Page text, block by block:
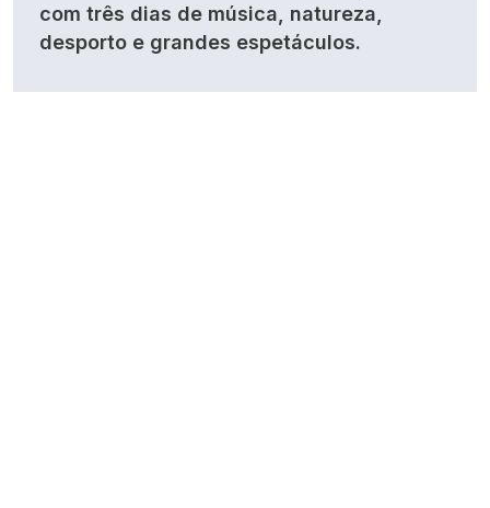
com três dias de música, natureza,
desporto e grandes espetáculos.